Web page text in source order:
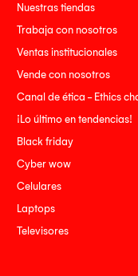
Nuestras tiendas
Trabaja con nosotros
Ventas institucionales
Vende con nosotros
Canal de ética - Ethics
¡Lo último en tendencias!
Black friday
Cyber wow
Celulares
Laptops
Televisores